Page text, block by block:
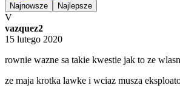
Najnowsze Najlepsze
V
vazquez2
15 lutego 2020
rownie wazne sa takie kwestie jak to ze
ze maja krotka lawke i wciaz musza